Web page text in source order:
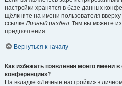
настройки хранятся в базе данных
щёлкните на имени пользователя
ссылкеЛичный раздел. Там вы можете
предпочтения.
Вернуться к началу
Как избежать появления моего имени в
конференции»?
На вкладке «Личные настройки» в